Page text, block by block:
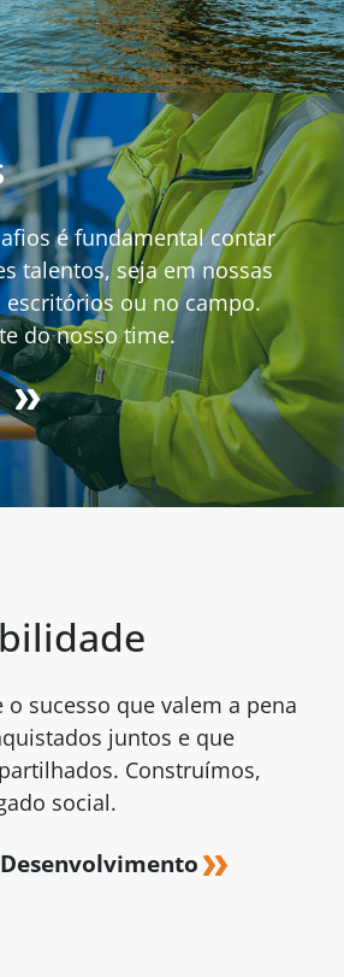
é fundamental contar
talentos, seja em nossas
ou no campo.
do nosso time.
o sucesso que valem a pena
juntos e que
Construímos,
social.